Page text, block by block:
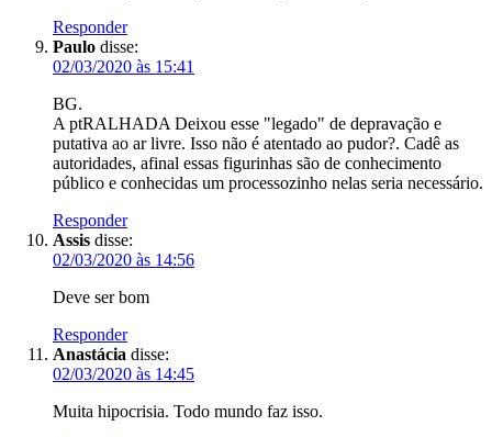
Responder
Paulo disse:
02/03/2020 às 15:41
BG.
A ptRALHADA Deixou esse "legado" de depravação e
putativa ao ar livre. Isso não é atentado ao pudor?. Cadê as
autoridades, afinal essas figurinhas são de conhecimento
público e conhecidas um processozinho nelas seria necessário.
Responder
Assis disse:
02/03/2020 às 14:56
Deve ser bom
Responder
Anastácia disse:
02/03/2020 às 14:45
Muita hipocrisia. Todo mundo faz isso.